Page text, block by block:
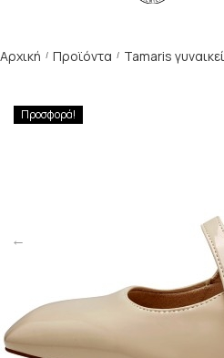
Αρχική / Προϊόντα / Tamaris
Προσφορά!